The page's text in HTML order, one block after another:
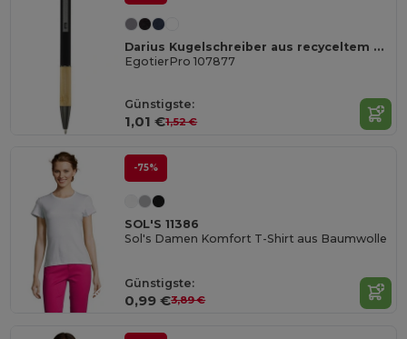
Darius Kugelschreiber aus recyceltem Aluminium (schwarze Mine)
EgotierPro 107877
Günstigste:
1,01 €1,52 €
-75%
SOL'S 11386
Sol's Damen Komfort T-Shirt aus Baumwolle
Günstigste:
0,99 €3,89 €